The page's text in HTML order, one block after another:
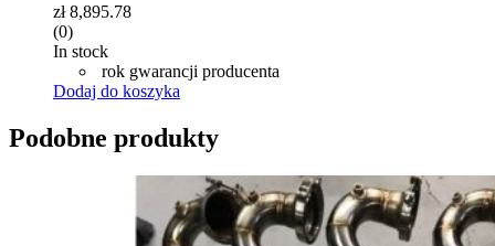
zł8,895.78
(0)
In stock
rok gwarancji producenta
Dodaj do koszyka
Podobne produkty